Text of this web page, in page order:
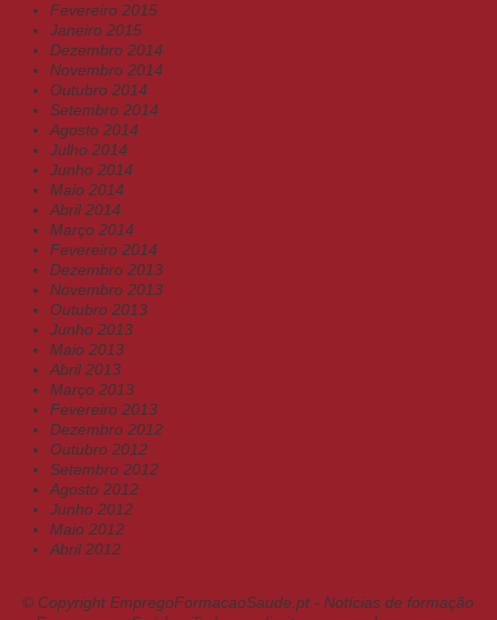
Fevereiro 2015
Janeiro 2015
Dezembro 2014
Novembro 2014
Outubro 2014
Setembro 2014
Agosto 2014
Julho 2014
Junho 2014
Maio 2014
Abril 2014
Março 2014
Fevereiro 2014
Dezembro 2013
Novembro 2013
Outubro 2013
Junho 2013
Maio 2013
Abril 2013
Março 2013
Fevereiro 2013
Dezembro 2012
Outubro 2012
Setembro 2012
Agosto 2012
Junho 2012
Maio 2012
Abril 2012
© Copyright EmpregoFormacaoSaude.pt - Notícias de formação